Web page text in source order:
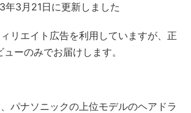
3月21日に更新しました
リエイト広告を利用していますが、正
ーのみでお届けします。
パナソニックの上位モデルのヘアドラ